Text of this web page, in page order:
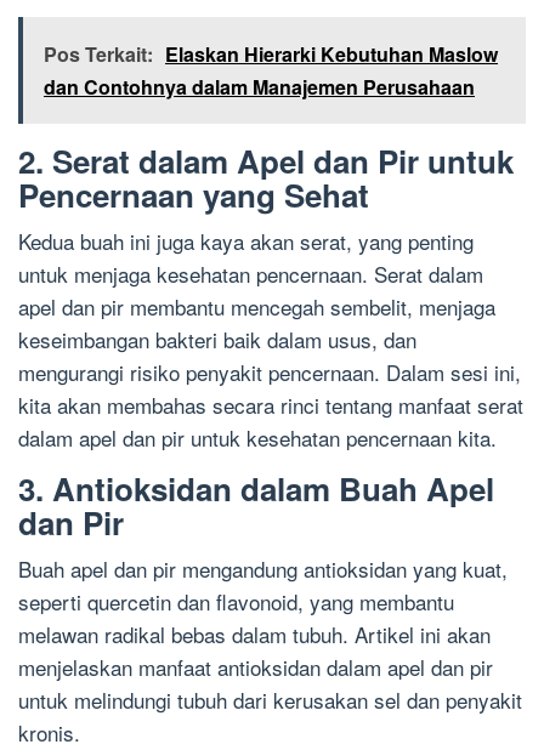
Pos Terkait: Elaskan Hierarki Kebutuhan Maslow
dan Contohnya dalam Manajemen Perusahaan
2. Serat dalam Apel dan Pir untuk
Pencernaan yang Sehat
Kedua buah ini juga kaya akan serat, yang penting
untuk menjaga kesehatan pencernaan. Serat dalam
apel dan pir membantu mencegah sembelit, menjaga
keseimbangan bakteri baik dalam usus, dan
mengurangi risiko penyakit pencernaan. Dalam sesi ini,
kita akan membahas secara rinci tentang manfaat serat
dalam apel dan pir untuk kesehatan pencernaan kita.
3. Antioksidan dalam Buah Apel
dan Pir
Buah apel dan pir mengandung antioksidan yang kuat,
seperti quercetin dan flavonoid, yang membantu
melawan radikal bebas dalam tubuh. Artikel ini akan
menjelaskan manfaat antioksidan dalam apel dan pir
untuk melindungi tubuh dari kerusakan sel dan penyakit
kronis.